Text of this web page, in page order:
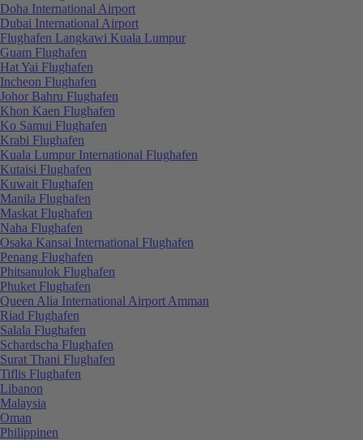
Doha International Airport
Dubai International Airport
Flughafen Langkawi Kuala Lumpur
Guam Flughafen
Hat Yai Flughafen
Incheon Flughafen
Johor Bahru Flughafen
Khon Kaen Flughafen
Ko Samui Flughafen
Krabi Flughafen
Kuala Lumpur International Flughafen
Kutaisi Flughafen
Kuwait Flughafen
Manila Flughafen
Maskat Flughafen
Naha Flughafen
Osaka Kansai International Flughafen
Penang Flughafen
Phitsanulok Flughafen
Phuket Flughafen
Queen Alia International Airport Amman
Riad Flughafen
Salala Flughafen
Schardscha Flughafen
Surat Thani Flughafen
Tiflis Flughafen
Libanon
Malaysia
Oman
Philippinen